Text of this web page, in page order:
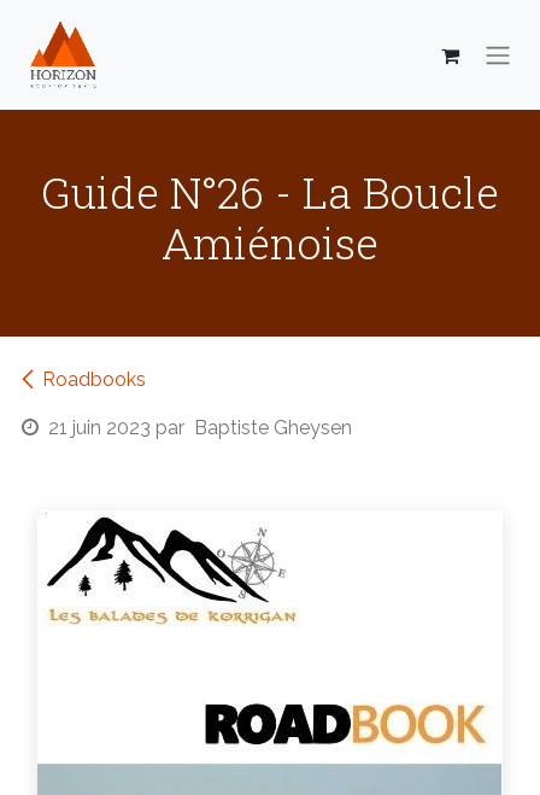
Guide N°26 - La Boucle
Amiénoise
Roadbooks
21 juin 2023 par Baptiste Gheysen